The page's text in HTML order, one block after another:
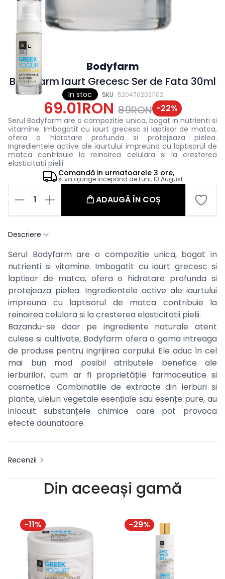
In stoc SKU 5204702021102
Bodyfarm
Bodyfarm Iaurt Grecesc Ser de Fata 30ml
69.01RON 89RON -22%
Serul Bodyfarm are o compozitie unica, bogat in nutrienti si
vitamine. Imbogatit cu iaurt grecesc si laptisor de matca,
ofera o hidratare profunda si protejeaza pielea.
Ingredientele active ale iaurtului impreuna cu laptisorul de
matca contribuie la reinoirea celulara si la cresterea
elasticitatii pielii.
Comandă in urmatoarele 3 ore,
și va ajunge începând deLuni, 10 August
1 ADAUGĂ ÎN COȘ
Descriere
Serul Bodyfarm are o compozitie unica, bogat in
nutrienti si vitamine. Imbogatit cu iaurt grecesc si
laptisor de matca, ofera o hidratare profunda si
protejeaza pielea. Ingredientele active ale iaurtului
impreuna cu laptisorul de matca contribuie la
reinoirea celulara si la cresterea elasticitatii pielii.
Bazandu-se doar pe ingrediente naturale atent
culese si cultivate, Bodyfarm ofera o gama intreaga
de produse pentru ingrijirea corpului. Ele aduc în cel
mai bun mod posibil atributele benefice ale
ierburilor, cum ar fi proprietățile farmaceutice si
cosmetice. Combinatiile de extracte din ierburi si
plante, uleiuri vegetale esențiale sau esențe pure, au
inlocuit substanțele chimice care pot provoca
efecte daunatoare.
Recenzii
Din aceeași gamă
-11% -29%